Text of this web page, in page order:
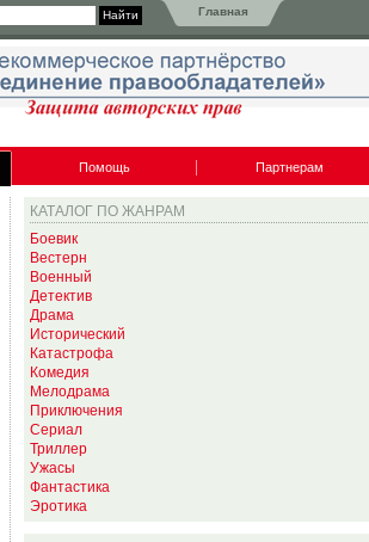
Главная
Помощь Партнерам
КАТАЛОГ ПО ЖАНРАМ
Боевик
Вестерн
Военный
Детектив
Драма
Исторический
Катастрофа
Комедия
Мелодрама
Приключения
Сериал
Триллер
Ужасы
Фантастика
Эротика